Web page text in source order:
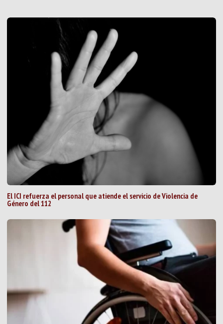
El ICI refuerza el personal que atiende el servicio de Violencia de
Género del 112